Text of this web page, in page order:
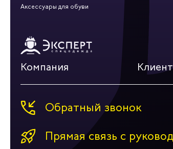
Аксессуары для обуви
Компания
Обратный звонок
Прямая связь с